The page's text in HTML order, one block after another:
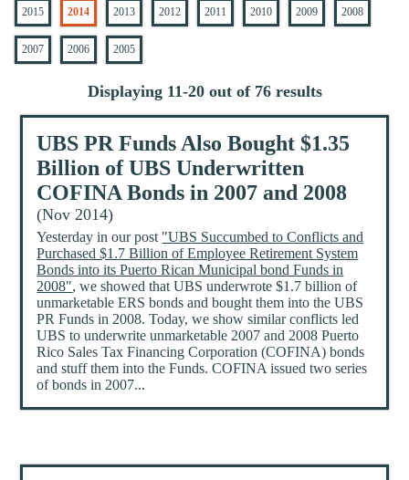
2015 2014 2013 2012 2011 2010 2009 2008
2007 2006 2005
Displaying 11-20 out of 76 results
UBS PR Funds Also Bought $1.35
Billion of UBS Underwritten
COFINA Bonds in 2007 and 2008
(Nov 2014)
Yesterday in our post "UBS Succumbed to Conflicts and
Purchased $1.7 Billion of Employee Retirement System
Bonds into its Puerto Rican Municipal bond Funds in
2008", we showed that UBS underwrote $1.7 billion of
unmarketable ERS bonds and bought them into the UBS
PR Funds in 2008. Today, we show similar conflicts led
UBS to underwrite unmarketable 2007 and 2008 Puerto
Rico Sales Tax Financing Corporation (COFINA) bonds
and stuff them into the Funds. COFINA issued two series
of bonds in 2007...